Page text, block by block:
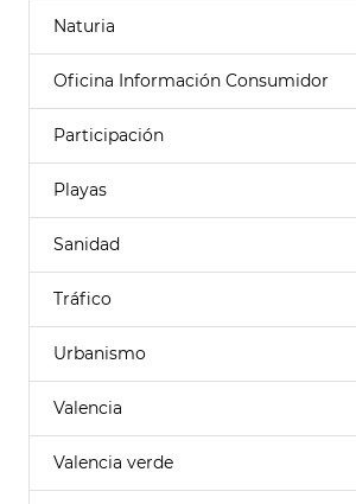
Naturia
Oficina Información Consumidor
Participación
Playas
Sanidad
Tráfico
Urbanismo
Valencia
Valencia verde